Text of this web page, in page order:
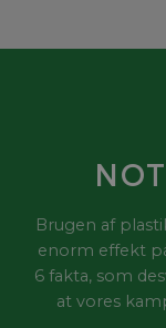
Brugen af
enorm effekt
6 fakta, som
at vores